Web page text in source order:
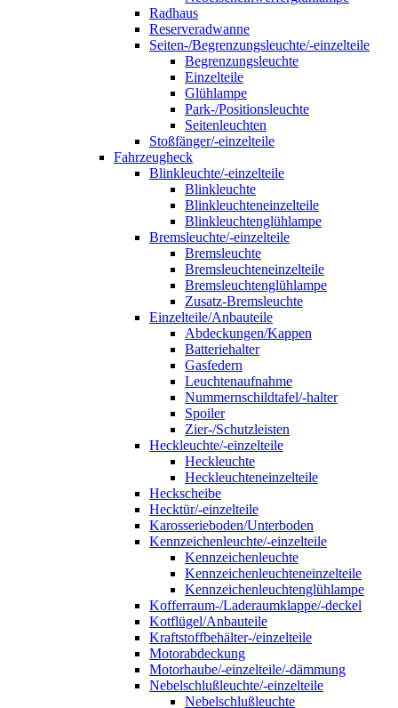
Radhaus
Reserveradwanne
Seiten-/Begrenzungsleuchte/-einzelteile
Begrenzungsleuchte
Einzelteile
Glühlampe
Park-/Positionsleuchte
Seitenleuchten
Stoßfänger/-einzelteile
Fahrzeugheck
Blinkleuchte/-einzelteile
Blinkleuchte
Blinkleuchteneinzelteile
Blinkleuchtenglühlampe
Bremsleuchte/-einzelteile
Bremsleuchte
Bremsleuchteneinzelteile
Bremsleuchtenglühlampe
Zusatz-Bremsleuchte
Einzelteile/Anbauteile
Abdeckungen/Kappen
Batteriehalter
Gasfedern
Leuchtenaufnahme
Nummernschildtafel/-halter
Spoiler
Zier-/Schutzleisten
Heckleuchte/-einzelteile
Heckleuchte
Heckleuchteneinzelteile
Heckscheibe
Hecktür/-einzelteile
Karosserieboden/Unterboden
Kennzeichenleuchte/-einzelteile
Kennzeichenleuchte
Kennzeichenleuchteneinzelteile
Kennzeichenleuchtenglühlampe
Kofferraum-/Laderaumklappe/-deckel
Kotflügel/Anbauteile
Kraftstoffbehälter-/einzelteile
Motorabdeckung
Motorhaube/-einzelteile/-dämmung
Nebelschlußleuchte/-einzelteile
Nebelschlußleuchte